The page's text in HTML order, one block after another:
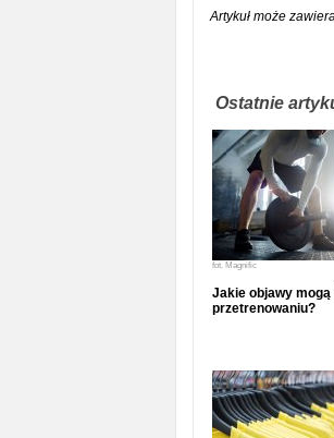
Artykuł może
Ostatnie
fot. Magnific
Jakie objawy
przetrenowaniu?